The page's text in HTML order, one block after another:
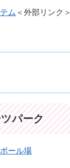
ム ＜外部リンク＞
パーク
ール場